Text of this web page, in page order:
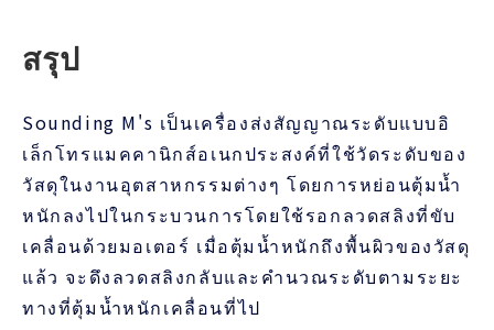
สรุป
Sounding M's เป็นเครื่องส่งสัญญาณระดับแบบอิ
เล็กโทรแมคคานิกส์อเนกประสงค์ที่ใช้วัดระดับของ
วัสดุในงานอุตสาหกรรมต่างๆ โดยการหย่อนตุ้มน้ำ
หนักลงไปในกระบวนการโดยใช้รอกลวดสลิงที่ขับ
เคลื่อนด้วยมอเตอร์ เมื่อตุ้มน้ำหนักถึงพื้นผิวของวัสดุ
แล้ว จะดึงลวดสลิงกลับและคำนวณระดับตามระยะ
ทางที่ตุ้มน้ำหนักเคลื่อนที่ไป